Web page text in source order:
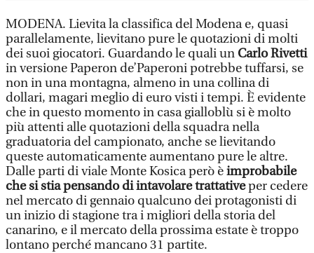
MODENA. Lievita la classifica del Modena e, quasi
parallelamente, lievitano pure le quotazioni di molti
dei suoi giocatori. Guardando le quali un Carlo Rivetti
in versione Paperon de’Paperoni potrebbe tuffarsi, se
non in una montagna, almeno in una collina di
dollari, magari meglio di euro visti i tempi. È evidente
che in questo momento in casa gialloblù si è molto
più attenti alle quotazioni della squadra nella
graduatoria del campionato, anche se lievitando
queste automaticamente aumentano pure le altre.
Dalle parti di viale Monte Kosica però èimprobabile
che si stia pensando di intavolare trattativeper cedere
nel mercato di gennaio qualcuno dei protagonisti di
un inizio di stagione tra i migliori della storia del
canarino, e il mercato della prossima estate è troppo
lontano perché mancano 31 partite.